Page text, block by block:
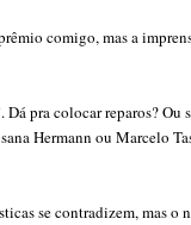
comigo, mas a
pra colocar reparos?
Hermann ou Marcelo
se contradizem, mas o